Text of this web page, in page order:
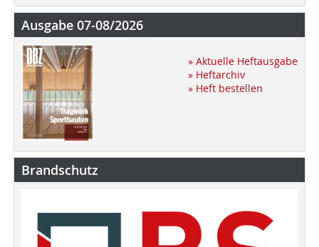
Ausgabe 07-08/2026
» Aktuelle Heftausgabe
» Heftarchiv
» Heft bestellen
Brandschutz